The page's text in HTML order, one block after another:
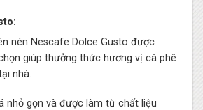
nén Nescafe Dolce Gusto được
giúp thưởng thức hương vị cà phê
nhà.
nhỏ gọn và được làm từ chất liệu